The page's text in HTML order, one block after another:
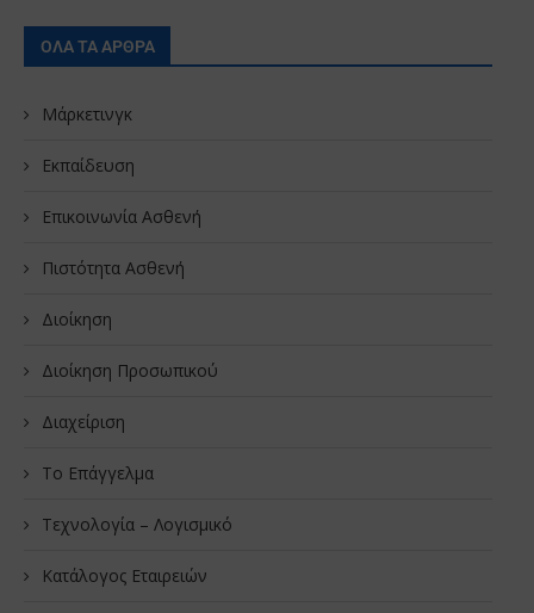
ΟΛΑ ΤΑ ΑΡΘΡΑ
Μάρκετινγκ
Εκπαίδευση
Επικοινωνία Ασθενή
Πιστότητα Ασθενή
Διοίκηση
Διοίκηση Προσωπικού
Διαχείριση
Το Επάγγελμα
Τεχνολογία – Λογισμικό
Κατάλογος Εταιρειών